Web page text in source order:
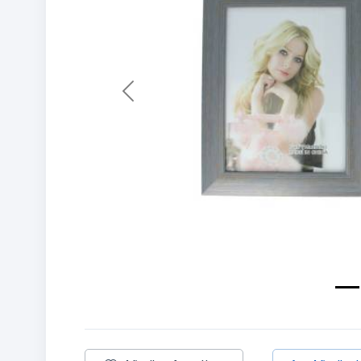
Previous